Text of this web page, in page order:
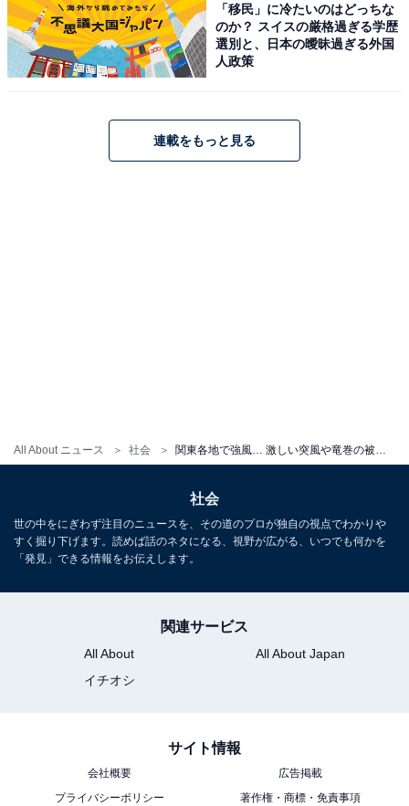
All About ニュース 社会
り、建物の破壊によって被害を受けてしまったりする可
能性があるため危険。
めるような建物がない場合は、通り過ぎるまでの間、身
を隠せるような側溝を見つけて飛び込むしかないと和田
きちんと閉めておくこと」を呼び掛ける。これは、部屋
でしまうような被害も発生しているためだという。
竜巻や台風の風そのものではなく、ベランダや家の周囲
害の発生確率が高まったら、少なくとも前日には家の周
囲やベランダ等の物を片づけて、室内に取り込むべきだ
という。
強風被害に備える5カ条
「移民」に冷たいのはどっちな
のか？ スイスの厳格過ぎる学歴
選別と、日本の曖昧過ぎる外国
人政策
連載をもっと見る
社会
世の中をにぎわず注目のニュースを、その道のプロが独自の視点でわかりや
すく掘り下げます。読めば話のネタになる、視野が広がる、いつでも何かを
「発見」できる情報をお伝えします。
関連サービス
All About
All About Japan
イチオシ
サイト情報
会社概要
広告掲載
プライバシーポリシー
著作権・商標・免責事項